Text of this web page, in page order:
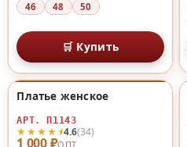
46 48 50
🛒 Купить
1 000 ₽ОПТ
★★★★⯨4.6(34)
Платье женское
АРТ. П1143